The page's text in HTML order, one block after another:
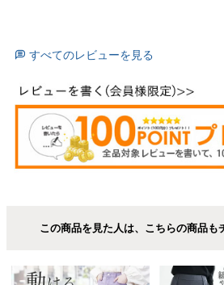
すべてのレビューを見る
この商品を見た人は、こちらの商品も